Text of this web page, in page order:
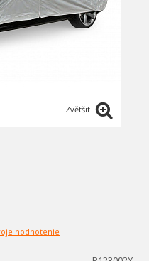
Zvětšit
hodnotenie